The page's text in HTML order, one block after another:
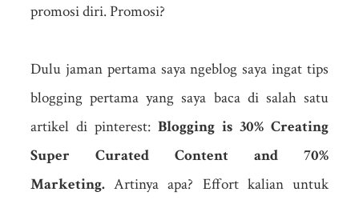
promosi diri. Promosi?
Dulu jaman pertama saya ngeblog saya ingat tips
blogging pertama yang saya baca di salah satu
artikel di pinterest: Blogging is 30% Creating
Super Curated Content and 70%
Marketing. Artinya apa? Effort kalian untuk